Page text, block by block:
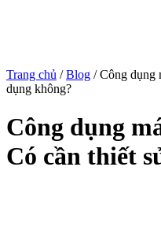
Trang chủ /Blog / Công dụng
dụng không?
Công dụng
Có cần thiết